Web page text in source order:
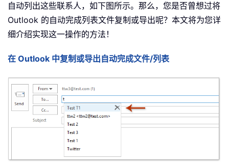
自动列出这些联系人，如下图所示。那么，您是否曾想过将
Outlook 的自动完成列表文件复制或导出呢？本文将为您详
细介绍实现这一操作的方法！
在 Outlook 中复制或导出自动完成文件/列表